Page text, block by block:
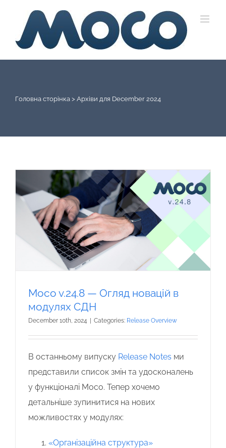
content
Головна сторінка > Архіви для December 2024
Moco v.24.8 — Огляд новацій в
модулях СДН
December 10th, 2024 | Categories: Release Overview
В останньому випуску Release Notes ми
представили список змін та удосконалень
у функціоналі Moco. Тепер хочемо
детальніше зупинитися на нових
можливостях у модулях:
«Організаційна структура»